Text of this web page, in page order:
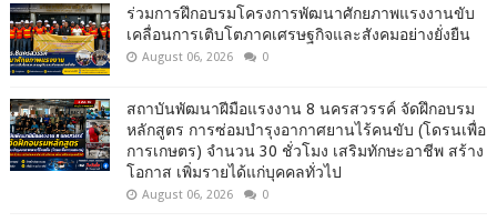
ร่วมการฝึกอบรมโครงการพัฒนาศักยภาพแรงงานขับ
เคลื่อนการเติบโตภาคเศรษฐกิจและสังคมอย่างยั่งยืน
August 06, 2026 0
สถาบันพัฒนาฝีมือแรงงาน 8 นครสวรรค์ จัดฝึกอบรม
หลักสูตร การซ่อมบำรุงอากาศยานไร้คนขับ (โดรนเพื่อ
การเกษตร) จำนวน 30 ชั่วโมง เสริมทักษะอาชีพ สร้าง
โอกาส เพิ่มรายได้แก่บุคคลทั่วไป
August 06, 2026 0